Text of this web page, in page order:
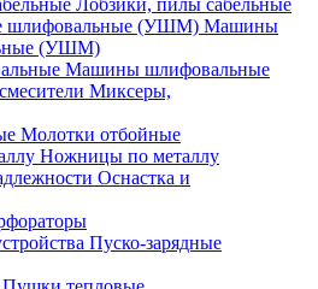
Лобзики, пилы сабельные
Машины
(УШМ)
Машины шлифовальные
Миксеры,
Молотки отбойные
Ножницы по металлу
Оснастка и
Пуско-зарядные